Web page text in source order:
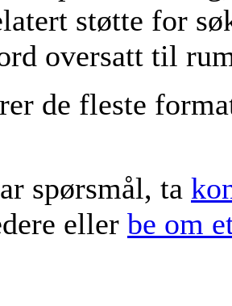
støtte for
oversatt til
de fleste
spørsmål, ta
eller be om